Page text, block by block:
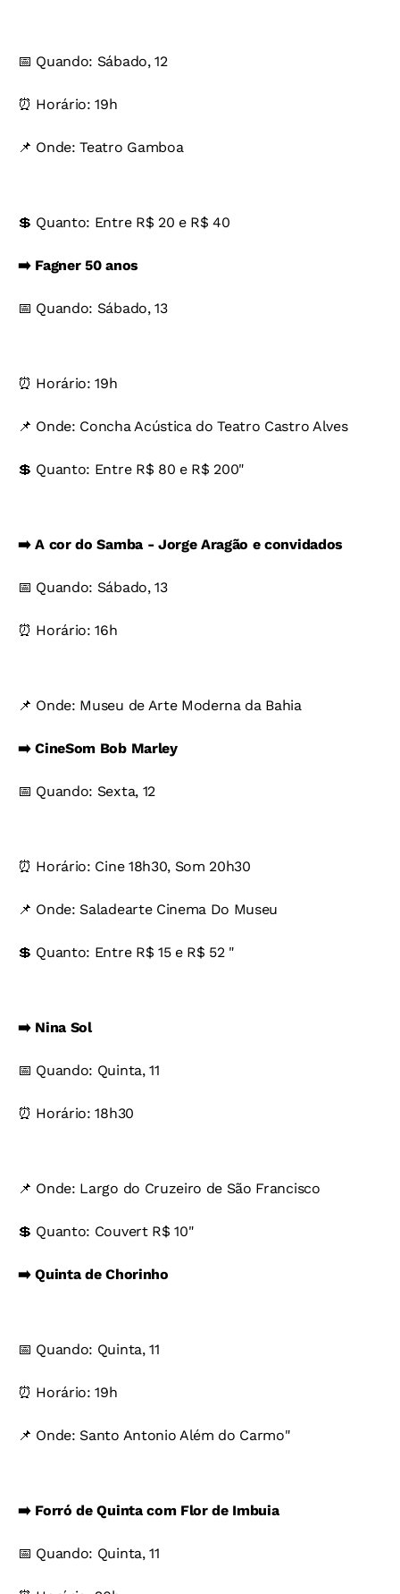
📅 Quando: Sábado, 12
⏰ Horário: 19h
📌 Onde: Teatro Gamboa
💲 Quanto: Entre R$ 20 e R$ 40
➡️ Fagner 50 anos
📅 Quando: Sábado, 13
⏰ Horário: 19h
📌 Onde: Concha Acústica do Teatro Castro Alves
💲 Quanto: Entre R$ 80 e R$ 200"
➡️ A cor do Samba - Jorge Aragão e convidados
📅 Quando: Sábado, 13
⏰ Horário: 16h
📌 Onde: Museu de Arte Moderna da Bahia
➡️ CineSom Bob Marley
📅 Quando: Sexta, 12
⏰ Horário: Cine 18h30, Som 20h30
📌 Onde: Saladearte Cinema Do Museu
💲 Quanto: Entre R$ 15 e R$ 52 "
➡️ Nina Sol
📅 Quando: Quinta, 11
⏰ Horário: 18h30
📌 Onde: Largo do Cruzeiro de São Francisco
💲 Quanto: Couvert R$ 10"
➡️ Quinta de Chorinho
📅 Quando: Quinta, 11
⏰ Horário: 19h
📌 Onde: Santo Antonio Além do Carmo"
➡️ Forró de Quinta com Flor de Imbuia
📅 Quando: Quinta, 11